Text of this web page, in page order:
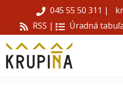
045 55 50 311 |
RSS |
Úradná